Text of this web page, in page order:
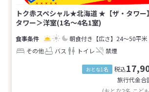
トク赤スペシャル★北海道 ★【ザ・タワー
タワー＞洋室(1名～4名1室)
朝食付き 【広さ】24～50平米
その他
バス トイレ 禁煙
おとな1名 税込
旅行代金合